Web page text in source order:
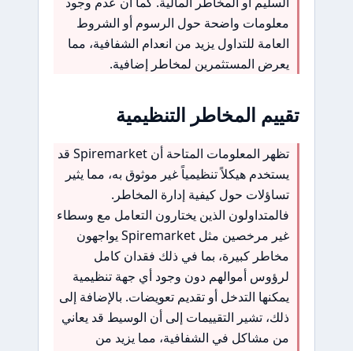
معلومات واضحة حول الرسوم أو الشروط
العامة للتداول يزيد من انعدام الشفافية، مما
يعرض المستثمرين لمخاطر إضافية.
تقييم المخاطر التنظيمية
تظهر المعلومات المتاحة أن Spiremarket قد
يستخدم هيكلاً تنظيمياً غير موثوق به، مما يثير
تساؤلات حول كيفية إدارة المخاطر.
فالمتداولون الذين يختارون التعامل مع وسطاء
غير مرخصين مثل Spiremarket يواجهون
مخاطر كبيرة، بما في ذلك فقدان كامل
لرؤوس أموالهم دون وجود أي جهة تنظيمية
يمكنها التدخل أو تقديم تعويضات. بالإضافة إلى
ذلك، تشير التقييمات إلى أن الوسيط قد يعاني
من مشاكل في الشفافية، مما يزيد من